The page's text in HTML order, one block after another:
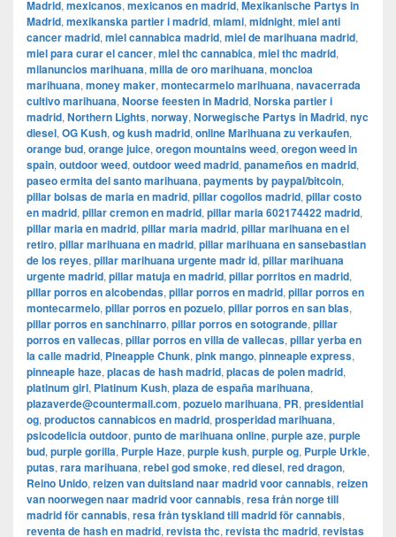
Madrid, mexicanos, mexicanos en madrid, Mexikanische Partys in
Madrid, mexikanska partier i madrid, miami, midnight, miel anti
cancer madrid, miel cannabica madrid, miel de marihuana madrid,
miel para curar el cancer, miel thc cannabica, miel thc madrid,
milanuncios marihuana, milla de oro marihuana, moncloa
marihuana, money maker, montecarmelo marihuana, navacerrada
cultivo marihuana, Noorse feesten in Madrid, Norska partier i
madrid, Northern Lights, norway, Norwegische Partys in Madrid, nyc
diesel, OG Kush, og kush madrid, online Marihuana zu verkaufen,
orange bud, orange juice, oregon mountains weed, oregon weed in
spain, outdoor weed, outdoor weed madrid, panameños en madrid,
paseo ermita del santo marihuana, payments by paypal/bitcoin,
pillar bolsas de maria en madrid, pillar cogollos madrid, pillar costo
en madrid, pillar cremon en madrid, pillar maria 602174422 madrid,
pillar maria en madrid, pillar maria madrid, pillar marihuana en el
retiro, pillar marihuana en madrid, pillar marihuana en sansebastian
de los reyes, pillar marihuana urgente madr id, pillar marihuana
urgente madrid, pillar matuja en madrid, pillar porritos en madrid,
pillar porros en alcobendas, pillar porros en madrid, pillar porros en
montecarmelo, pillar porros en pozuelo, pillar porros en san blas,
pillar porros en sanchinarro, pillar porros en sotogrande, pillar
porros en vallecas, pillar porros en villa de vallecas, pillar yerba en
la calle madrid, Pineapple Chunk, pink mango, pinneaple express,
pinneaple haze, placas de hash madrid, placas de polen madrid,
platinum girl, Platinum Kush, plaza de españa marihuana,
plazaverde@countermail.com, pozuelo marihuana, PR, presidential
og, productos cannabicos en madrid, prosperidad marihuana,
psicodelicia outdoor, punto de marihuana online, purple aze, purple
bud, purple gorilla, Purple Haze, purple kush, purple og, Purple Urkle,
putas, rara marihuana, rebel god smoke, red diesel, red dragon,
Reino Unido, reizen van duitsland naar madrid voor cannabis, reizen
van noorwegen naar madrid voor cannabis, resa från norge till
madrid för cannabis, resa från tyskland till madrid för cannabis,
reventa de hash en madrid, revista thc, revista thc madrid, revistas